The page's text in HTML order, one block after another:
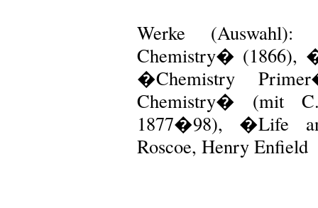
Werke
Chemistry� (1866),
�Chemistry
Chemistry� (mit
1877�98), �Life
Roscoe, Henry Enfield